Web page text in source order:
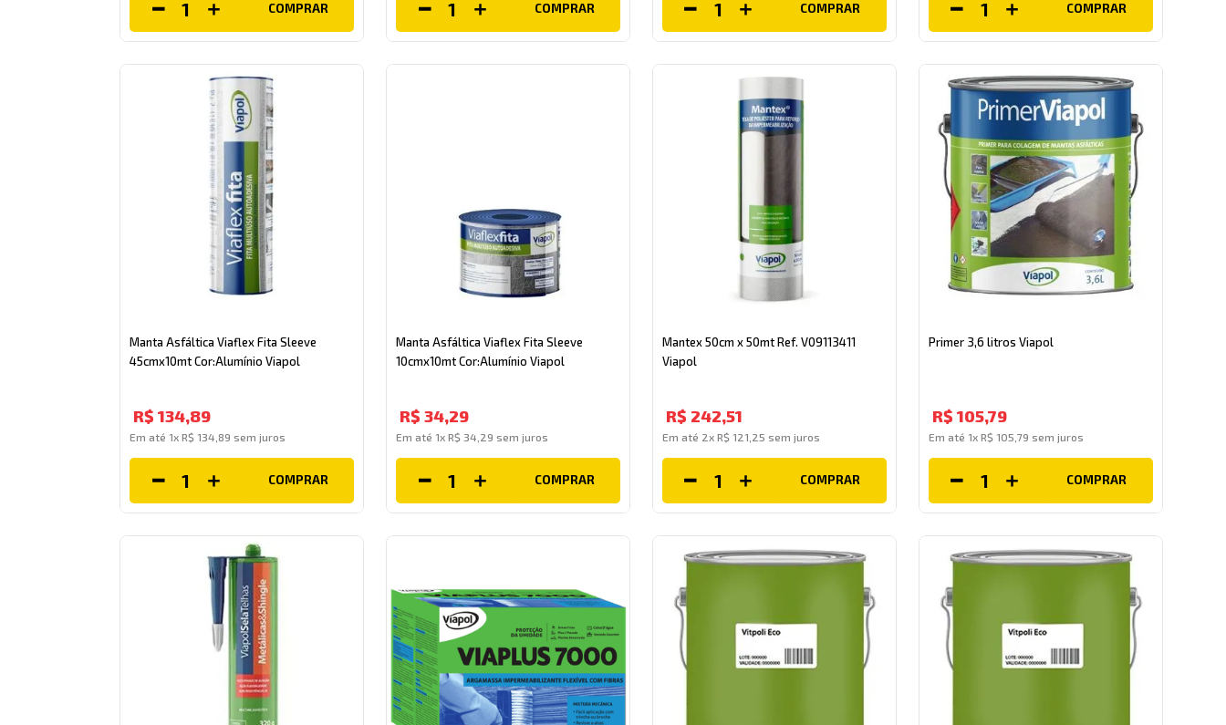
COMPRAR COMPRAR COMPRAR COMPRAR
Manta Asfáltica Viaflex Fita Sleeve
45cmx10mt Cor:Alumínio Viapol
R$ 134,89
Em até 1xR$ 134 89 sem juros
COMPRAR
Manta Asfáltica Viaflex Fita Sleeve
10cmx10mt Cor:Alumínio Viapol
R$ 34,29
Em até 1xR$ 34 29 sem juros
COMPRAR
Mantex 50cm x 50mt Ref. V09113411
Viapol
R$ 242,51
Em até 2x R$ 121 25 sem juros
COMPRAR
Primer 3,6 litros Viapol
R$ 105,79
Em até 1x R$ 105 79 sem juros
COMPRAR